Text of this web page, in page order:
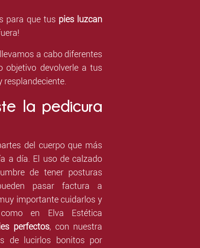
para que tus pies luzcan
a cabo diferentes
objetivo devolverle a tus
resplandeciente.
la pedicura
del cuerpo que más
a día. El uso de calzado
de tener posturas
pasar factura a
importante cuidarlos y
en Elva Estética
perfectos, con nuestra
de lucirlos bonitos por